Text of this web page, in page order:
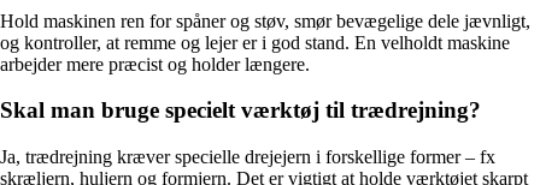
Hold maskinen ren for spåner og støv, smør bevægelige dele jævnligt,
og kontroller, at remme og lejer er i god stand. En velholdt maskine
arbejder mere præcist og holder længere.
Skal man bruge specielt værktøj til trædrejning?
Ja, trædrejning kræver specielle drejejern i forskellige former – fx
skræljern, huljern og formjern. Det er vigtigt at holde værktøjet skarpt